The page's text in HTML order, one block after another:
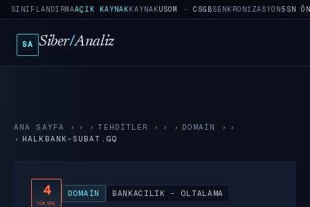
SINIFLANDIRMAAÇIK KAYNAKKAYNAKUSOM · CSGBSENKRONIZASYON5SN
SA Siber/Analiz
ANA SAYFA › TEHDITLER › DOMAIN
›
HALKBANK-SUBAT.GQ
4
YÜKSEK
DOMAIN BANKACILIK - OLTALAMA